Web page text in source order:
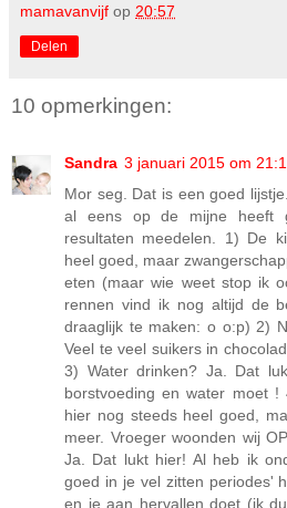
mamavanvijf op 20:57
Delen
10 opmerkingen:
Sandra 3 januari 2015 om
Mor seg. Dat is een goed
al eens op de mijne heeft
resultaten meedelen. 1) De
heel goed, maar
eten (maar wie weet stop ik
rennen vind ik nog altijd de
draaglijk te maken: o o:p) 2)
Veel te veel suikers in
3) Water drinken? Ja. Dat
borstvoeding en water moet
hier nog steeds heel goed,
meer. Vroeger woonden wij
Ja. Dat lukt hier! Al heb ik
goed in je vel zitten periodes'
en je aan hervallen doet (ik